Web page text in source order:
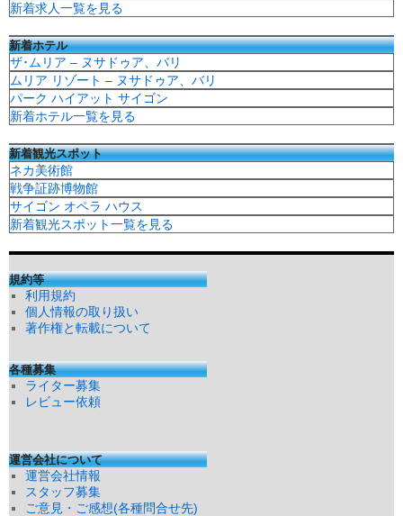
新着求人一覧を見る
新着ホテル
ザ･ムリア – ヌサドゥア、バリ
ムリア リゾート – ヌサドゥア、バリ
パーク ハイアット サイゴン
新着ホテル一覧を見る
新着観光スポット
ネカ美術館
戦争証跡博物館
サイゴン オペラ ハウス
新着観光スポット一覧を見る
規約等
利用規約
個人情報の取り扱い
著作権と転載について
各種募集
ライター募集
レビュー依頼
運営会社について
運営会社情報
スタッフ募集
ご意見・ご感想(各種問合せ先)